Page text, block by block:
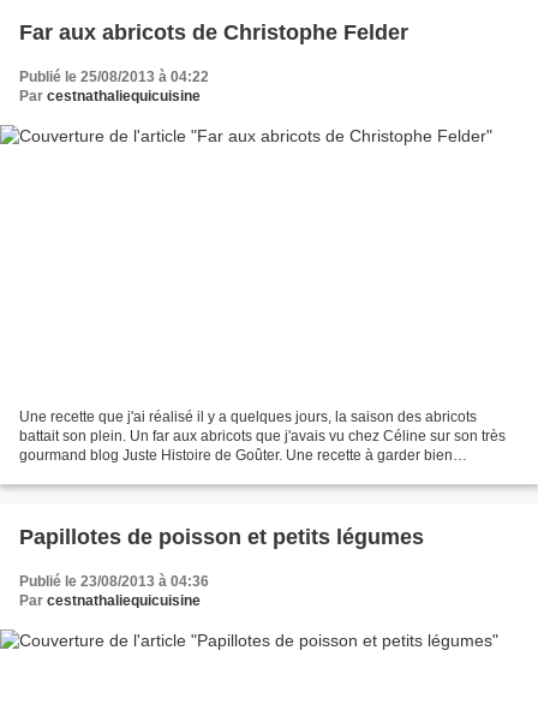
Far aux abricots de Christophe Felder
Publié le 25/08/2013 à 04:22
Par cestnathaliequicuisine
Une recette que j'ai réalisé il y a quelques jours, la saison des abricots
battait son plein. Un far aux abricots que j'avais vu chez Céline sur son très
gourmand blog Juste Histoire de Goûter. Une recette à garder bien
Papillotes de poisson et petits légumes
Publié le 23/08/2013 à 04:36
Par cestnathaliequicuisine